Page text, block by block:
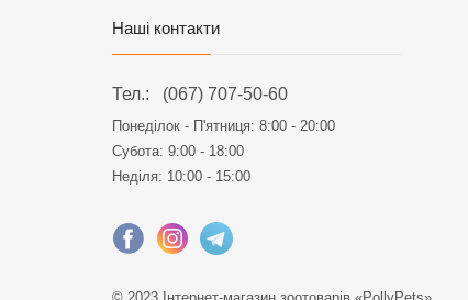
Наші контакти
Тел.: (067) 707-50-60
Понеділок - П'ятниця: 8:00 - 20:00
Субота: 9:00 - 18:00
Неділя: 10:00 - 15:00